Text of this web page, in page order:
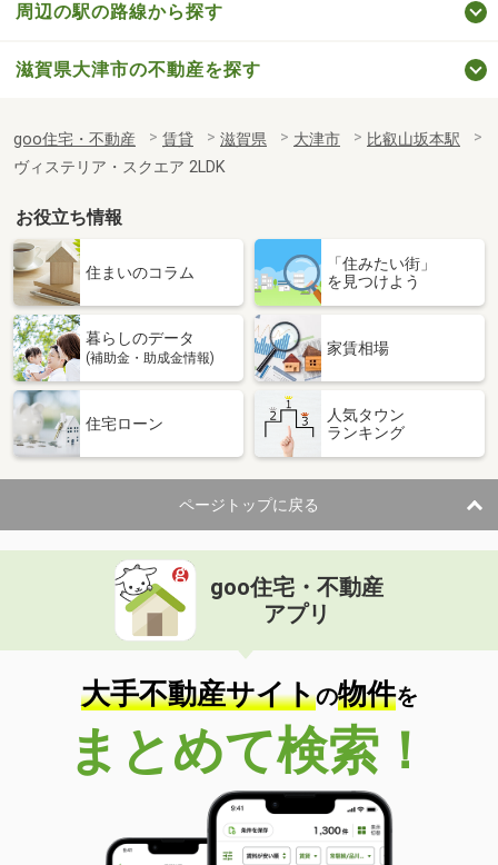
周辺の駅の路線から探す
滋賀県大津市の不動産を探す
goo住宅・不動産 賃貸 滋賀県 大津市
比叡山坂本駅
ヴィステリア・スクエア 2LDK
お役立ち情報
住まいのコラム
「住みたい街」
を見つけよう
暮らしのデータ
(補助金・助成金情報)
家賃相場
住宅ローン
人気タウン
ランキング
ページトップに戻る
goo住宅・不動産
アプリ
大手不動産サイトの物件を
まとめて検索！